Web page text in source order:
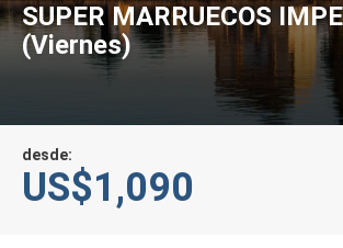
SUPER MARRUECOS
(Viernes)
desde:
US$1,090